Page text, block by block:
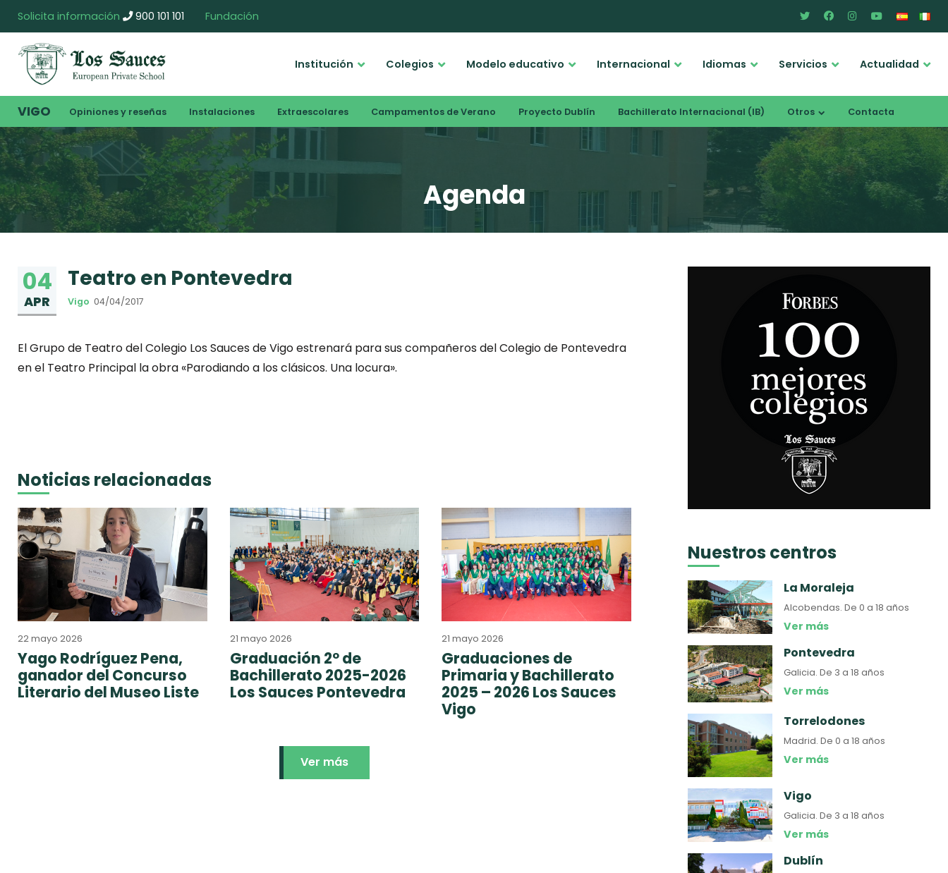
Solicita información 900 101 101 Fundación
Institución Colegios Modelo educativo Internacional Idiomas Servicios Actualidad
VIGO Opiniones y reseñas Instalaciones Extraescolares Campamentos de Verano Proyecto Dublín Bachillerato Internacional (IB) Otros Contacta
Agenda
04
APR
Teatro en Pontevedra
Vigo 04/04/2017
El Grupo de Teatro del Colegio Los Sauces de Vigo estrenará para sus compañeros del Colegio de Pontevedra
en el Teatro Principal la obra «Parodiando a los clásicos. Una locura».
Noticias relacionadas
22 mayo 2026
Yago Rodríguez Pena,
ganador del Concurso
Literario del Museo Liste
21 mayo 2026
Graduación 2º de
Bachillerato 2025-2026
Los Sauces Pontevedra
21 mayo 2026
Graduaciones de
Primaria y Bachillerato
2025 – 2026 Los Sauces
Vigo
Ver más
Nuestros centros
La Moraleja
Alcobendas.De 0 a 18 años
Ver más
Pontevedra
Galicia.De 3 a 18 años
Ver más
Torrelodones
Madrid.De 0 a 18 años
Ver más
Vigo
Galicia.De 3 a 18 años
Ver más
Dublín